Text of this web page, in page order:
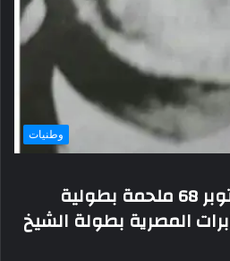
وطنيات
مؤتمر الحسنة 31 أكتوبر 68 ملحمة بطولية
المصرية بطولة الشيخ